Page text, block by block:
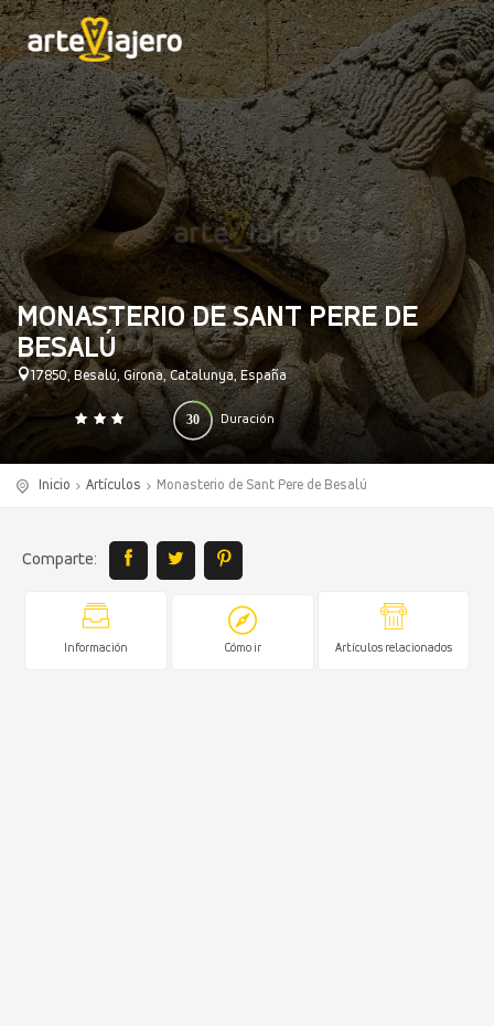
MONASTERIO DE SANT PERE DE
BESALÚ
17850, Besalú, Girona, Catalunya, España
Duración
30
0 140
Inicio Artículos Monasterio de Sant Pere de Besalú
Comparte:
Información Cómo ir Artículos relacionados